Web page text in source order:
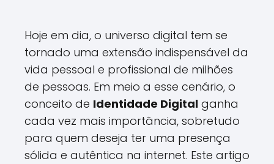
Hoje em dia, o universo digital tem se
tornado uma extensão indispensável da
vida pessoal e profissional de milhões
de pessoas. Em meio a esse cenário, o
conceito de Identidade Digital ganha
cada vez mais importância, sobretudo
para quem deseja ter uma presença
sólida e autêntica na internet. Este artigo